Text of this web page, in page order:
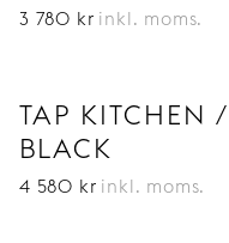
3 780 kr inkl. moms.
TAP KITCHEN
BLACK
4 580 kr inkl. moms.